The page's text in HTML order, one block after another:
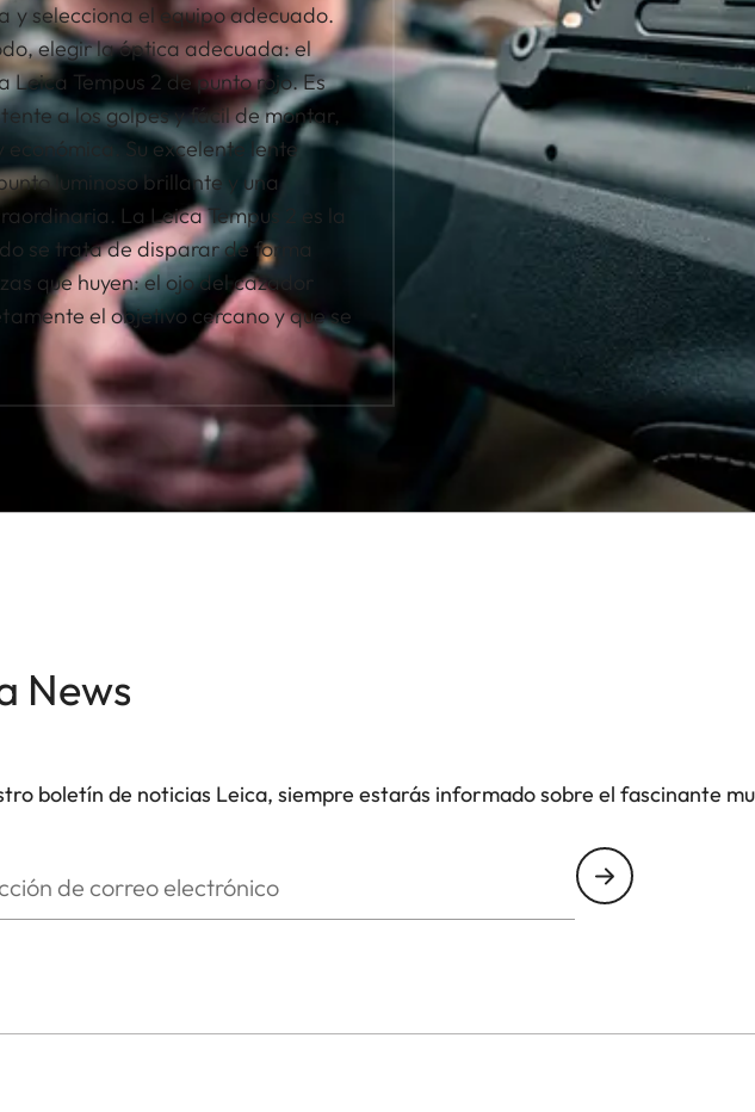
y selecciona el equipo adecuado.
elegir la óptica adecuada: el
Leica Tempus 2 de punto rojo. Es
a los golpes y fácil de montar,
económica. Su excelente lente
luminoso brillante y una
La Leica Tempus 2 es la
se trata de disparar de forma
que huyen: el ojo del cazador
el objetivo cercano y que se
News
boletín de noticias Leica, siempre estarás informado sobre el fascinante